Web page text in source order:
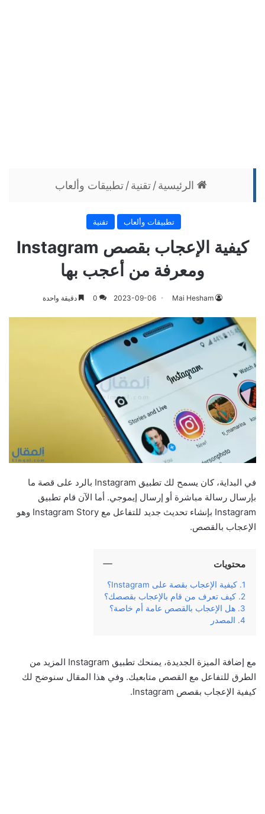
الرئيسية/تقنية/تطبيقات وألعاب
تطبيقات وألعاب تقنية
كيفية الإعجاب بقصص Instagram
ومعرفة من أعجب بها
Mai Hesham
2023-09-06
0 دقيقة واحدة
في البداية، كان يسمح لك تطبيق Instagram بالرد على قصة ما
بإرسال رسالة مباشرة أو إرسال إيموجي. أما الآن قام تطبيق
Instagram بإنشاء تحديث جديد للتفاعل مع Instagram Story وهو
الإعجاب بالقصص.
محتويات
كيفية الإعجاب بقصة على Instagram؟
كيف تعرف من قام بالإعجاب بقصصك؟
هل الإعجاب بالقصص عامة أم خاصة؟
المصدر
مع إضافة الميزة الجديدة، يمنحك تطبيق Instagram المزيد من
الطرق للتفاعل مع القصص متابعيك. وفي هذا المقال سنوضح لك
كيفية الإعجاب بقصص Instagram.